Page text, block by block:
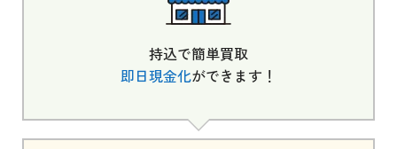
持込で簡単買取
即日現金化ができます！